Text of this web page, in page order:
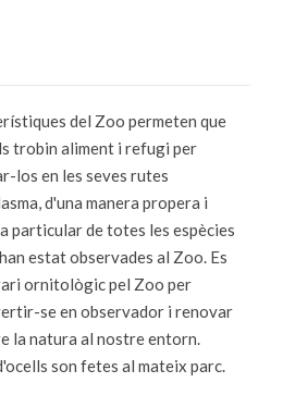
del Zoo permeten que
trobin aliment i refugi per
los en les seves rutes
d'una manera propera i
particular de totes les espècies
estat observades al Zoo. Es
ornitològic pel Zoo per
se en observador i renovar
la natura al nostre entorn.
son fetes al mateix parc.